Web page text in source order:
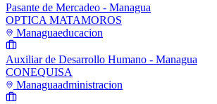
Pasante de Mercadeo - Managua
OPTICA MATAMOROS
Managuaeducacion
Auxiliar de Desarrollo Humano - Managua
CONEQUISA
Managuaadministracion